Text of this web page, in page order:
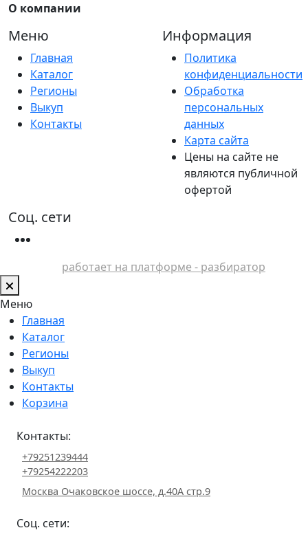
О компании
Меню
Главная
Каталог
Регионы
Выкуп
Контакты
Информация
Политика
конфиденциальности
Обработка
персональных
данных
Карта сайта
Цены на сайте не
являются публичной
офертой
Соц. сети
работает на платформе - разбиратор
Меню
Главная
Каталог
Регионы
Выкуп
Контакты
Корзина
Контакты:
+79251239444
+79254222203
Москва Очаковское шоссе, д.40А стр.9
Соц. сети: